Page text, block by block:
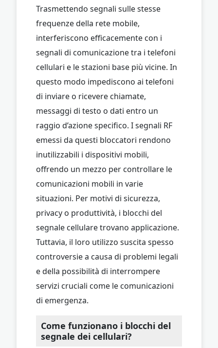
Trasmettendo segnali sulle stesse
frequenze della rete mobile,
interferiscono efficacemente con i
segnali di comunicazione tra i telefoni
cellulari e le stazioni base più vicine. In
questo modo impediscono ai telefoni
di inviare o ricevere chiamate,
messaggi di testo o dati entro un
raggio d’azione specifico. I segnali RF
emessi da questi bloccatori rendono
inutilizzabili i dispositivi mobili,
offrendo un mezzo per controllare le
comunicazioni mobili in varie
situazioni. Per motivi di sicurezza,
privacy o produttività, i blocchi del
segnale cellulare trovano applicazione.
Tuttavia, il loro utilizzo suscita spesso
controversie a causa di problemi legali
e della possibilità di interrompere
servizi cruciali come le comunicazioni
di emergenza.
Come funzionano i blocchi del
segnale dei cellulari?